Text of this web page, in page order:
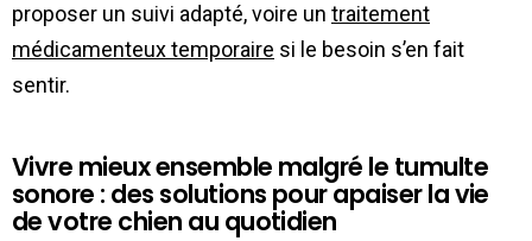
proposer un suivi adapté, voire un traitement
médicamenteux temporaire si le besoin s’en fait
sentir.
Vivre mieux ensemble malgré le tumulte
sonore : des solutions pour apaiser la vie
de votre chien au quotidien